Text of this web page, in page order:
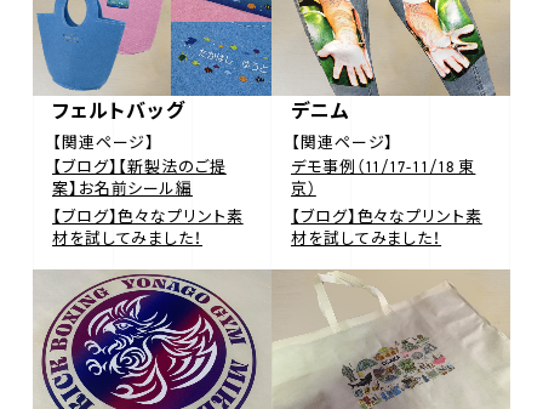
フェルトバッグ
【関連ページ】
【ブログ】【新製法のご提
案】お名前シール編
【ブログ】色々なプリント素
材を試してみました！
デニム
【関連ページ】
デモ事例（11/17-11/18 東
京）
【ブログ】色々なプリント素
材を試してみました！